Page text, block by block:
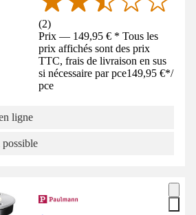
(2)
Prix — 149,95 € * Tous les
prix affichés sont des prix
TTC, frais de livraison en sus
si nécessaire par pce149,95 €*/
pce
ligne